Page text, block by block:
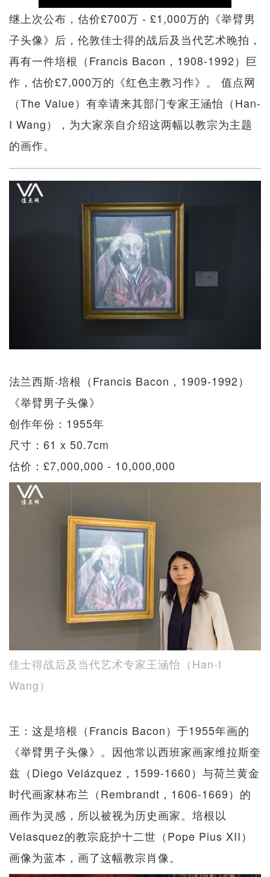
继上次公布，估价£700万 - £1,000万的《举臂男
子头像》后，伦敦佳士得的战后及当代艺术晚拍，
再有一件培根（Francis Bacon，1908-1992）巨
作，估价£7,000万的《红色主教习作》。 值点网
（The Value）有幸请来其部门专家王涵怡（Han-
I Wang），为大家亲自介绍这两幅以教宗为主题
的画作。
法兰西斯‧培根（Francis Bacon，1909-1992）
《举臂男子头像》
创作年份：1955年
尺寸：61 x 50.7cm
估价：£7,000,000 - 10,000,000
佳士得战后及当代艺术专家王涵怡（Han-I
Wang）
王：这是培根（Francis Bacon）于1955年画的
《举臂男子头像》。因他常以西班家画家维拉斯奎
兹（Diego Velázquez，1599-1660）与荷兰黄金
时代画家林布兰（Rembrandt，1606-1669）的
画作为灵感，所以被视为历史画家。培根以
Velasquez的教宗庇护十二世（Pope Pius XII）
画像为蓝本，画了这幅教宗肖像。